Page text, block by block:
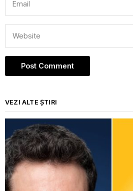
VEZI ALTE ȘTIRI